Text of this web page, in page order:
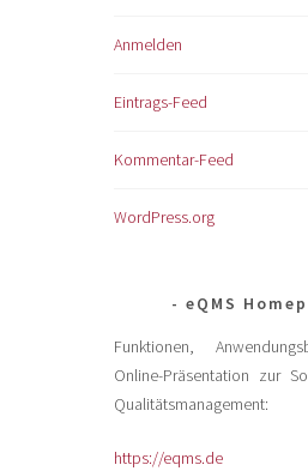
Anmelden
Eintrags-Feed
Kommentar-Feed
WordPress.org
eQMS
Funktionen,
Online-Präsentation zur
Qualitätsmanagement:
https://eqms.de